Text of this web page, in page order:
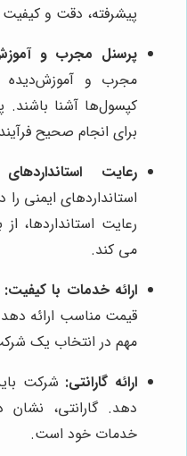
پیشرفته، دقت و
پرسنل مجرب و
مجرب و آموزش‌دیده
کپسول‌ها آشنا
برای انجام صحیح
رعایت
استانداردهای ایمنی
رعایت استانداردها،
می کند.
ارائه خدمات با کیفیت:
قیمت مناسب ارائه
مهم در انتخاب یک
ارائه گارانتی: شرکت
دهد. گارانتی،
خدمات خود است.